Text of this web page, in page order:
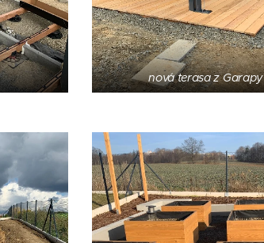
nová terasa z Garapy